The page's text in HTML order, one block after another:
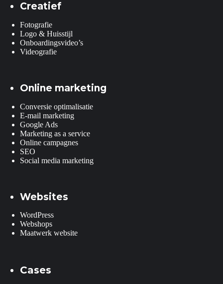
Creatief
Fotografie
Logo & Huisstijl
Onboardingsvideo’s
Videografie
Online marketing
Conversie optimalisatie
E-mail marketing
Google Ads
Marketing as a service
Online campagnes
SEO
Social media marketing
Websites
WordPress
Webshops
Maatwerk website
Cases